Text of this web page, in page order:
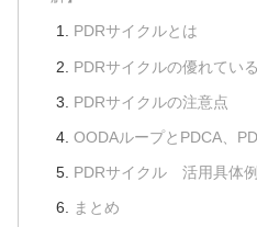
PDRサイクルとは
PDRサイクルの優れてい
PDRサイクルの注意点
OODAループとPDCA、
PDRサイクル 活用具体例
まとめ